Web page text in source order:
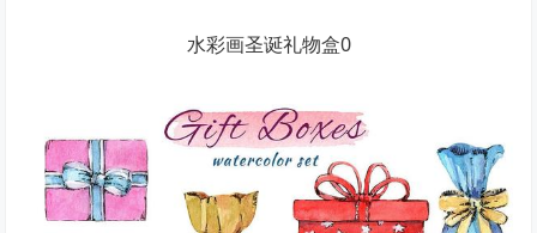
水彩画圣诞礼物盒0